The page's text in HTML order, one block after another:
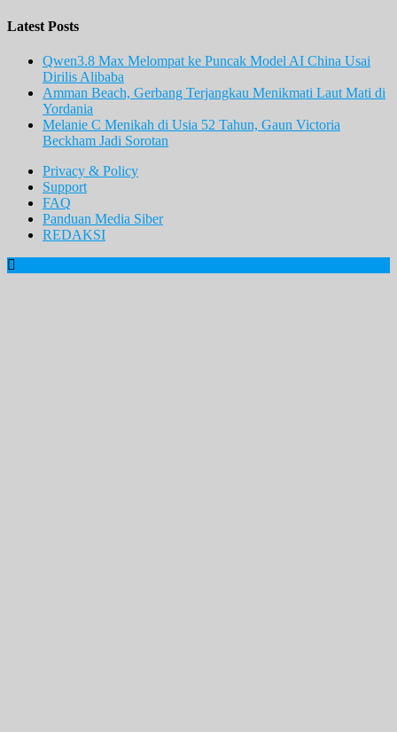
Latest Posts
Qwen3.8 Max Melompat ke Puncak Model AI China Usai
Dirilis Alibaba
Amman Beach, Gerbang Terjangkau Menikmati Laut Mati di
Yordania
Melanie C Menikah di Usia 52 Tahun, Gaun Victoria
Beckham Jadi Sorotan
Privacy & Policy
Support
FAQ
Panduan Media Siber
REDAKSI